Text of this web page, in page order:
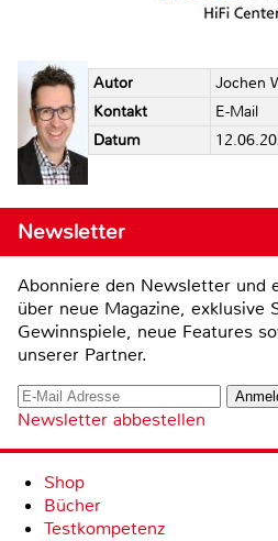
Autor
Jochen
Kontakt
E-Mail
Datum
Newsletter
Abonniere den Newsletter und
über neue Magazine, exklusive
Gewinnspiele, neue Features
unserer Partner.
Newsletter abbestellen
Shop
Bücher
Testkompetenz